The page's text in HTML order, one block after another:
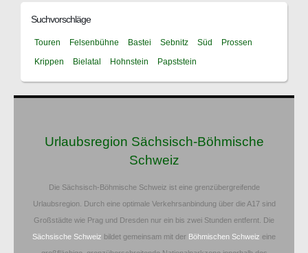
Suchvorschläge
Touren Felsenbühne Bastei Sebnitz Süd
Prossen
Krippen
Bielatal Hohnstein Papststein
Urlaubsregion Sächsisch-Böhmische
Schweiz
Die Sächsisch-Böhmische Schweiz ist eine grenzübergreifende
Urlaubsregion. Durch eine optimale Verkehrsanbindung über die A17 sind
Großstädte wie Prag und Dresden nur ein bis zwei Stunden entfernt. Die
Sächsische Schweiz bildet gemeinsam mit der Böhmischen Schweiz eine